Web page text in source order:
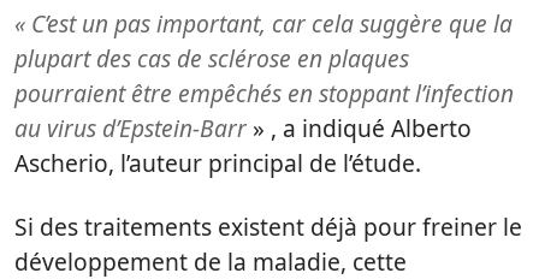
« C’est un pas important, car cela suggère que la
plupart des cas de sclérose en plaques
pourraient être empêchés en stoppant l’infection
au virus d’Epstein-Barr » , a indiqué Alberto
Ascherio, l’auteur principal de l’étude.
Si des traitements existent déjà pour freiner le
développement de la maladie, cette